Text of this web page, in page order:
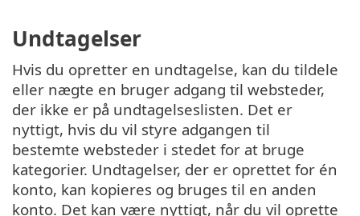
Undtagelser
Hvis du opretter en undtagelse, kan du tildele
eller nægte en bruger adgang til websteder,
der ikke er på undtagelseslisten. Det er
nyttigt, hvis du vil styre adgangen til
bestemte websteder i stedet for at bruge
kategorier. Undtagelser, der er oprettet for én
konto, kan kopieres og bruges til en anden
konto. Det kan være nyttigt, når du vil oprette